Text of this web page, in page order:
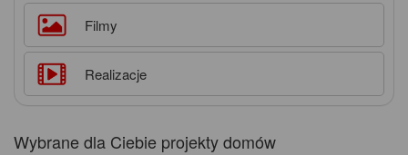
Filmy
Realizacje
Wybrane dla Ciebie projekty domów